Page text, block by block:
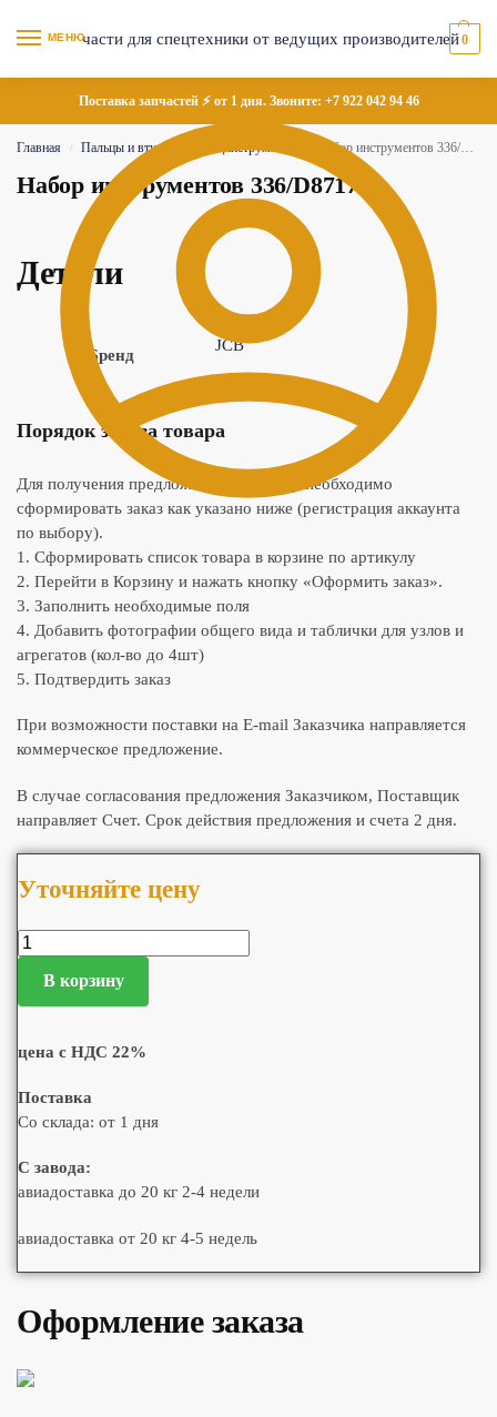
МЕНЮ 0
Поставка запчастей ⚡ от 1 дня. Звоните: +7 922 042 94 46
Главная / Пальцы и втулки Специнструменты Набор инструментов 336/D8717
Набор инструментов 336/D8717
Детали
Бренд
JCB
Порядок заказа товара
Для получения предложения по товару необходимо
сформировать заказ как указано ниже (регистрация аккаунта
по выбору).
1. Сформировать список товара в корзине по артикулу
2. Перейти в Корзину и нажать кнопку «Оформить заказ».
3. Заполнить необходимые поля
4. Добавить фотографии общего вида и таблички для узлов и
агрегатов (кол-во до 4шт)
5. Подтвердить заказ
При возможности поставки на E-mail Заказчика направляется
коммерческое предложение.
В случае согласования предложения Заказчиком, Поставщик
направляет Счет. Срок действия предложения и счета 2 дня.
Уточняйте цену
В корзину
цена с НДС 22%
Поставка
Со склада: от 1 дня
С завода:
авиадоставка до 20 кг 2-4 недели
авиадоставка от 20 кг 4-5 недель
Оформление заказа